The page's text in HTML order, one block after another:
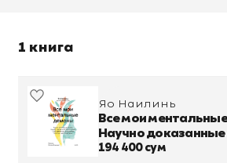
1 книга
Яо Наилинь
Все мои
Научно
борьбы с
194 400 сум